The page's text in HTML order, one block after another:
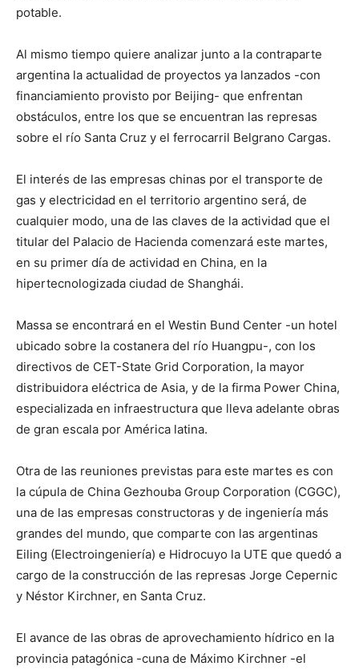
potable.
Al mismo tiempo quiere analizar junto a la contraparte
argentina la actualidad de proyectos ya lanzados -con
financiamiento provisto por Beijing- que enfrentan
obstáculos, entre los que se encuentran las represas
sobre el río Santa Cruz y el ferrocarril Belgrano Cargas.
El interés de las empresas chinas por el transporte de
gas y electricidad en el territorio argentino será, de
cualquier modo, una de las claves de la actividad que el
titular del Palacio de Hacienda comenzará este martes,
en su primer día de actividad en China, en la
hipertecnologizada ciudad de Shanghái.
Massa se encontrará en el Westin Bund Center -un hotel
ubicado sobre la costanera del río Huangpu-, con los
directivos de CET-State Grid Corporation, la mayor
distribuidora eléctrica de Asia, y de la firma Power China,
especializada en infraestructura que lleva adelante obras
de gran escala por América latina.
Otra de las reuniones previstas para este martes es con
la cúpula de China Gezhouba Group Corporation (CGGC),
una de las empresas constructoras y de ingeniería más
grandes del mundo, que comparte con las argentinas
Eiling (Electroingeniería) e Hidrocuyo la UTE que quedó a
cargo de la construcción de las represas Jorge Cepernic
y Néstor Kirchner, en Santa Cruz.
El avance de las obras de aprovechamiento hídrico en la
provincia patagónica -cuna de Máximo Kirchner -el